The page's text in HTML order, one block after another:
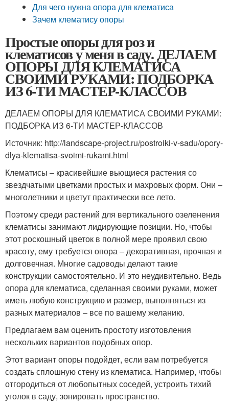
Для чего нужна опора для клематиса
Зачем клематису опоры
Простые опоры для роз и
клематисов у меня в саду. ДЕЛАЕМ
ОПОРЫ ДЛЯ КЛЕМАТИСА
СВОИМИ РУКАМИ: ПОДБОРКА
ИЗ 6-ТИ МАСТЕР-КЛАССОВ
ДЕЛАЕМ ОПОРЫ ДЛЯ КЛЕМАТИСА СВОИМИ РУКАМИ:
ПОДБОРКА ИЗ 6-ТИ МАСТЕР-КЛАССОВ
Источник: http://landscape-project.ru/postroiki-v-sadu/opory-
dlya-klematisa-svoimi-rukami.html
Клематисы – красивейшие вьющиеся растения со
звездчатыми цветками простых и махровых форм. Они –
многолетники и цветут практически все лето.
Поэтому среди растений для вертикального озеленения
клематисы занимают лидирующие позиции. Но, чтобы
этот роскошный цветок в полной мере проявил свою
красоту, ему требуется опора – декоративная, прочная и
долговечная. Многие садоводы делают такие
конструкции самостоятельно. И это неудивительно. Ведь
опора для клематиса, сделанная своими руками, может
иметь любую конструкцию и размер, выполняться из
разных материалов – все по вашему желанию.
Предлагаем вам оценить простоту изготовления
нескольких вариантов подобных опор.
Этот вариант опоры подойдет, если вам потребуется
создать сплошную стену из клематиса. Например, чтобы
отгородиться от любопытных соседей, устроить тихий
уголок в саду, зонировать пространство.